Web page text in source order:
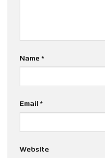
Name *
Email *
Website